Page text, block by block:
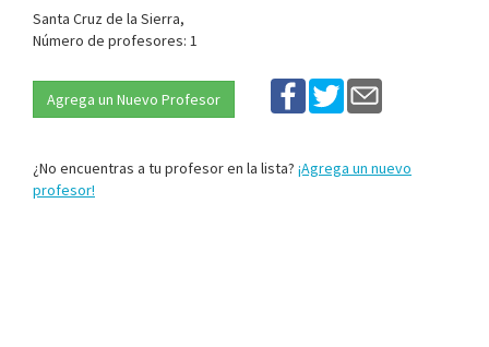
Santa Cruz de la Sierra,
Número de profesores: 1
Agrega un Nuevo Profesor
¿No encuentras a tu profesor en la lista? ¡Agrega un nuevo
profesor!